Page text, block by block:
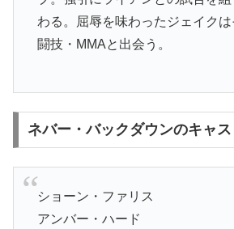
わる。屈辱を味わったジェイク
闘技・MMAと出会う。
ネバー・バックダウンのキャス
ショーン・ファリス
アンバー・ハード